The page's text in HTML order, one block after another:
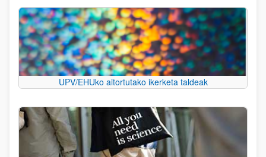
UPV/EHUko aitortutako ikerketa taldeak